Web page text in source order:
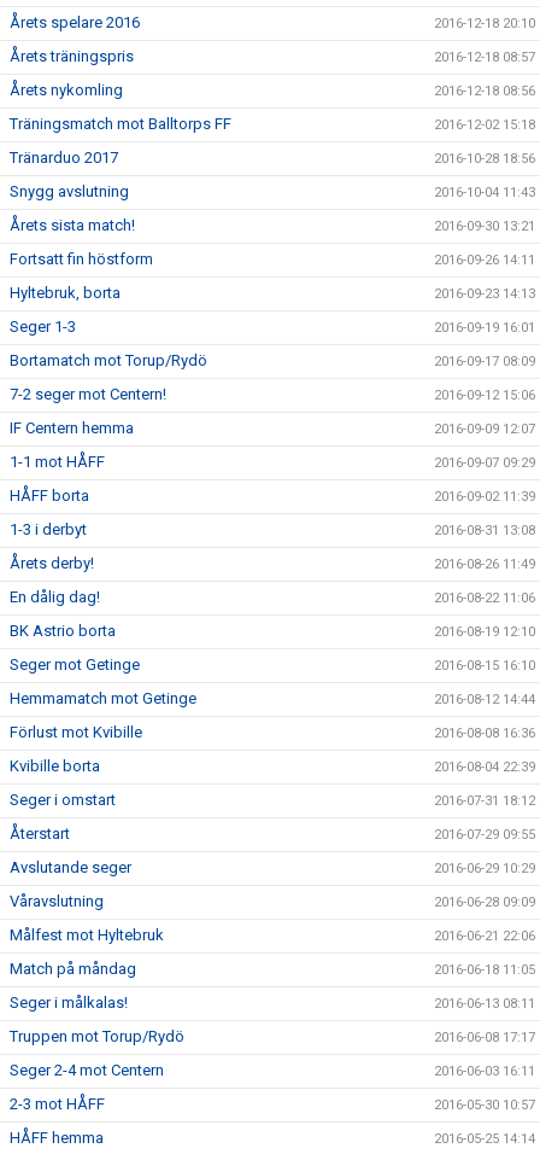
Årets spelare 2016 2016-12-18 20:10
Årets träningspris 2016-12-18 08:57
Årets nykomling 2016-12-18 08:56
Träningsmatch mot Balltorps FF 2016-12-02 15:18
Tränarduo 2017 2016-10-28 18:56
Snygg avslutning 2016-10-04 11:43
Årets sista match! 2016-09-30 13:21
Fortsatt fin höstform 2016-09-26 14:11
Hyltebruk, borta 2016-09-23 14:13
Seger 1-3 2016-09-19 16:01
Bortamatch mot Torup/Rydö 2016-09-17 08:09
7-2 seger mot Centern! 2016-09-12 15:06
IF Centern hemma 2016-09-09 12:07
1-1 mot HÅFF 2016-09-07 09:29
HÅFF borta 2016-09-02 11:39
1-3 i derbyt 2016-08-31 13:08
Årets derby! 2016-08-26 11:49
En dålig dag! 2016-08-22 11:06
BK Astrio borta 2016-08-19 12:10
Seger mot Getinge 2016-08-15 16:10
Hemmamatch mot Getinge 2016-08-12 14:44
Förlust mot Kvibille 2016-08-08 16:36
Kvibille borta 2016-08-04 22:39
Seger i omstart 2016-07-31 18:12
Återstart 2016-07-29 09:55
Avslutande seger 2016-06-29 10:29
Våravslutning 2016-06-28 09:09
Målfest mot Hyltebruk 2016-06-21 22:06
Match på måndag 2016-06-18 11:05
Seger i målkalas! 2016-06-13 08:11
Truppen mot Torup/Rydö 2016-06-08 17:17
Seger 2-4 mot Centern 2016-06-03 16:11
2-3 mot HÅFF 2016-05-30 10:57
HÅFF hemma 2016-05-25 14:14